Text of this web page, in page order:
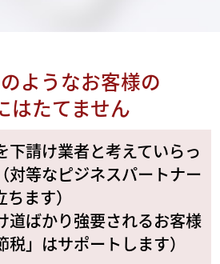
ようなお客様の
はたてません
下請け業者と考えていらっ
対等なピジネスパートナー
ます）
道ばかり強要されるお客様
税」はサポートします）